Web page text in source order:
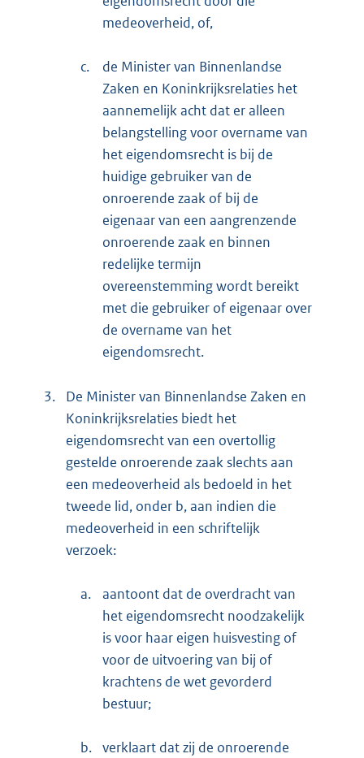
medeoverheid, of,
c.
de Minister van Binnenlandse
Zaken en Koninkrijksrelaties het
aannemelijk acht dat er alleen
belangstelling voor overname van
het eigendomsrecht is bij de
huidige gebruiker van de
onroerende zaak of bij de
eigenaar van een aangrenzende
onroerende zaak en binnen
redelijke termijn
overeenstemming wordt bereikt
met die gebruiker of eigenaar over
de overname van het
eigendomsrecht.
3.
De Minister van Binnenlandse Zaken en
Koninkrijksrelaties biedt het
eigendomsrecht van een overtollig
gestelde onroerende zaak slechts aan
een medeoverheid als bedoeld in het
tweede lid, onder b, aan indien die
medeoverheid in een schriftelijk
verzoek:
a.
aantoont dat de overdracht van
het eigendomsrecht noodzakelijk
is voor haar eigen huisvesting of
voor de uitvoering van bij of
krachtens de wet gevorderd
bestuur;
b. verklaart dat zij de onroerende